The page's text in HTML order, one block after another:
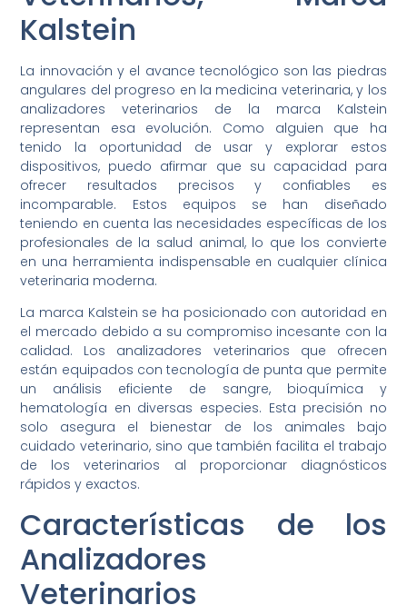
Kalstein
La innovación y el avance tecnológico son las piedras
angulares del progreso en la medicina veterinaria, y los
analizadores veterinarios de la marca Kalstein
representan esa evolución. Como alguien que ha
tenido la oportunidad de usar y explorar estos
dispositivos, puedo afirmar que su capacidad para
ofrecer resultados precisos y confiables es
incomparable. Estos equipos se han diseñado
teniendo en cuenta las necesidades específicas de los
profesionales de la salud animal, lo que los convierte
en una herramienta indispensable en cualquier clínica
veterinaria moderna.
La marca Kalstein se ha posicionado con autoridad en
el mercado debido a su compromiso incesante con la
calidad. Los analizadores veterinarios que ofrecen
están equipados con tecnología de punta que permite
un análisis eficiente de sangre, bioquímica y
hematología en diversas especies. Esta precisión no
solo asegura el bienestar de los animales bajo
cuidado veterinario, sino que también facilita el trabajo
de los veterinarios al proporcionar diagnósticos
rápidos y exactos.
Características de los
Analizadores
Veterinarios